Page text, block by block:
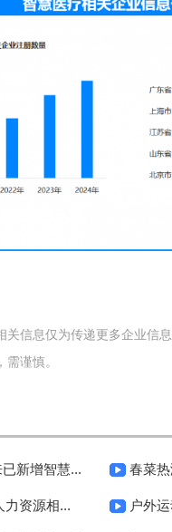
信息仅为传递更多企业信
谨慎。
新增智慧... 春菜
力资源相... 户外